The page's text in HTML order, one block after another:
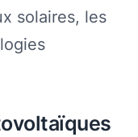
solaires, les